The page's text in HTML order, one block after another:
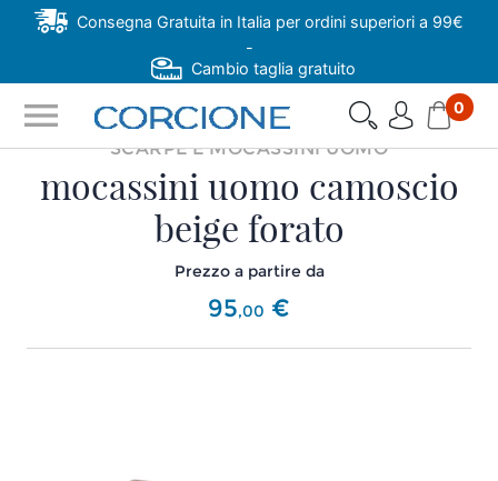
Consegna Gratuita in Italia per ordini superiori a 99€
-
Cambio taglia gratuito
menu 0
SCARPE E MOCASSINI UOMO
mocassini uomo camoscio
beige forato
Prezzo a partire da
95,00 €